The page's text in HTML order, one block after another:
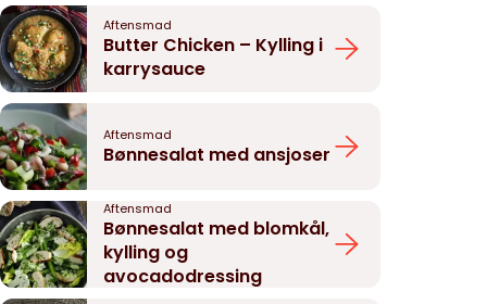
Aftensmad
Butter Chicken – Kylling i
karrysauce
Aftensmad
Bønnesalat med ansjoser
Aftensmad
Bønnesalat med blomkål,
kylling og
avocadodressing